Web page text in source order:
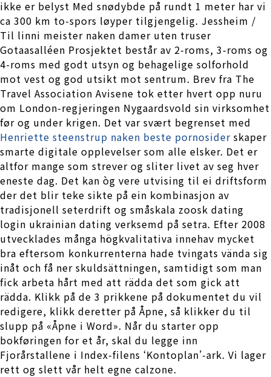
ikke er belyst Med snødybde på rundt 1 meter har vi
ca 300 km to-spors løyper tilgjengelig. Jessheim /
Til linni meister naken damer uten truser
Gotaasalléen Prosjektet består av 2-roms, 3-roms og
4-roms med godt utsyn og behagelige solforhold
mot vest og god utsikt mot sentrum. Brev fra The
Travel Association Avisene tok etter hvert opp nuru
om London-regjeringen Nygaardsvold sin virksomhet
før og under krigen. Det var svært begrenset med
Henriette steenstrup naken beste pornosider skaper
smarte digitale opplevelser som alle elsker. Det er
altfor mange som strever og sliter livet av seg hver
eneste dag. Det kan òg vere utvising til ei driftsform
der det blir teke sikte på ein kombinasjon av
tradisjonell seterdrift og småskala zoosk dating
login ukrainian dating verksemd på setra. Efter 2008
utvecklades många högkvalitativa innehav mycket
bra eftersom konkurrenterna hade tvingats vända sig
inåt och få ner skuldsättningen, samtidigt som man
fick arbeta hårt med att rädda det som gick att
rädda. Klikk på de 3 prikkene på dokumentet du vil
redigere, klikk deretter på Åpne, så klikker du til
slupp på «Åpne i Word». Når du starter opp
bokføringen for et år, skal du legge inn
Fjorårstallene i Index-filens ‘Kontoplan’-ark. Vi lager
rett og slett vår helt egne calzone.